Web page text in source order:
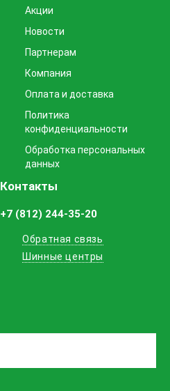
Акции
Новости
Партнерам
Компания
Оплата и доставка
Политика
конфиденциальности
Обработка персональных
данных
Контакты
+7 (812) 244-35-20
Обратная связь
Шинные центры